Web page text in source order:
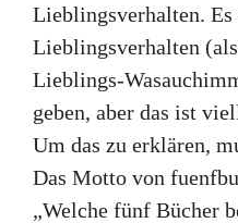
Lieblingsverhalten.
Lieblingsverhalten
Lieblings-
geben, aber das ist
Um das zu erklären,
Das Motto von
„Welche fünf Bücher